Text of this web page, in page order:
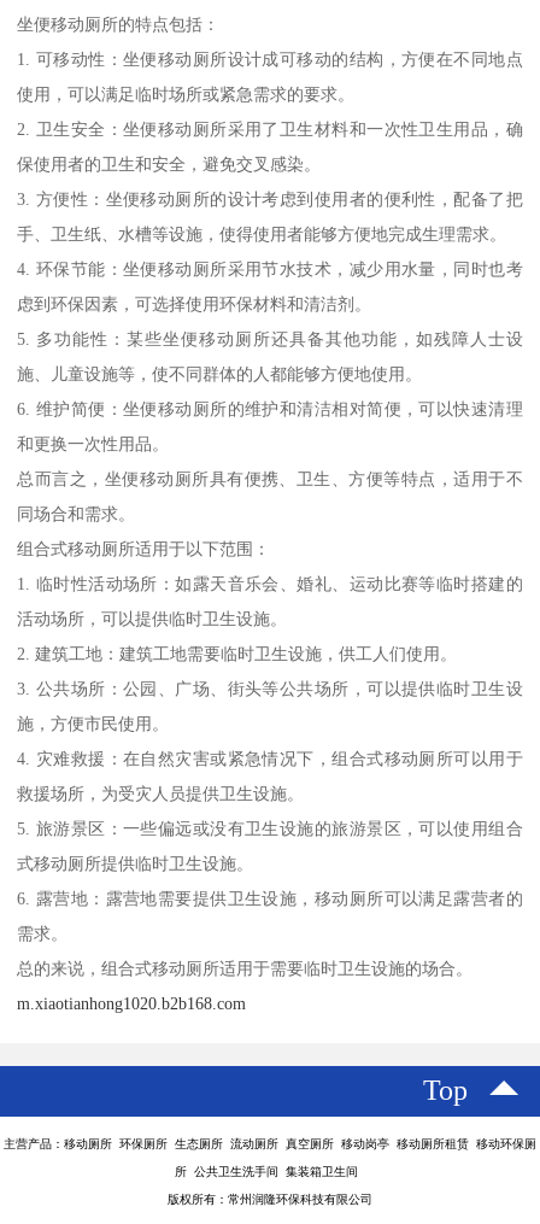
坐便移动厕所的特点包括：
1. 可移动性：坐便移动厕所设计成可移动的结构，方便在不同地点
使用，可以满足临时场所或紧急需求的要求。
2. 卫生安全：坐便移动厕所采用了卫生材料和一次性卫生用品，确
保使用者的卫生和安全，避免交叉感染。
3. 方便性：坐便移动厕所的设计考虑到使用者的便利性，配备了把
手、卫生纸、水槽等设施，使得使用者能够方便地完成生理需求。
4. 环保节能：坐便移动厕所采用节水技术，减少用水量，同时也考
虑到环保因素，可选择使用环保材料和清洁剂。
5. 多功能性：某些坐便移动厕所还具备其他功能，如残障人士设
施、儿童设施等，使不同群体的人都能够方便地使用。
6. 维护简便：坐便移动厕所的维护和清洁相对简便，可以快速清理
和更换一次性用品。
总而言之，坐便移动厕所具有便携、卫生、方便等特点，适用于不
同场合和需求。
组合式移动厕所适用于以下范围：
1. 临时性活动场所：如露天音乐会、婚礼、运动比赛等临时搭建的
活动场所，可以提供临时卫生设施。
2. 建筑工地：建筑工地需要临时卫生设施，供工人们使用。
3. 公共场所：公园、广场、街头等公共场所，可以提供临时卫生设
施，方便市民使用。
4. 灾难救援：在自然灾害或紧急情况下，组合式移动厕所可以用于
救援场所，为受灾人员提供卫生设施。
5. 旅游景区：一些偏远或没有卫生设施的旅游景区，可以使用组合
式移动厕所提供临时卫生设施。
6. 露营地：露营地需要提供卫生设施，移动厕所可以满足露营者的
需求。
总的来说，组合式移动厕所适用于需要临时卫生设施的场合。
m.xiaotianhong1020.b2b168.com
Top
主营产品：移动厕所 环保厕所 生态厕所 流动厕所 真空厕所 移动岗亭 移动厕所租赁 移动环保厕
所 公共卫生洗手间 集装箱卫生间
版权所有：常州润隆环保科技有限公司